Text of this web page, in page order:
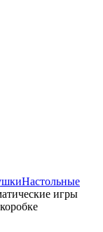
Настольные
игры